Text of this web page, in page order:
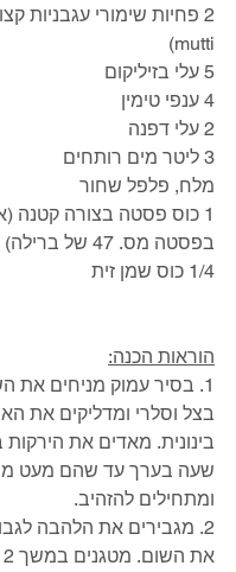
2 פחיות שימורי עגבניות
mutti)
5 עלי בזיליקום
4 ענפי טימין
2 עלי דפנה
3 ליטר מים רותחים
מלח, פלפל שחור
1 כוס פסטה בצורה קטנה
בפסטה מס. 47 של ברילה)
1/4 כוס שמן זית
הוראות הכנה:
1. בסיר עמוק מניחים את
בצל וסלרי ומדליקים את
בינונית. מאדים את
שעה בערך עד שהם מעט
ומתחילים להזהיב.
2. מגבירים את הלהבה